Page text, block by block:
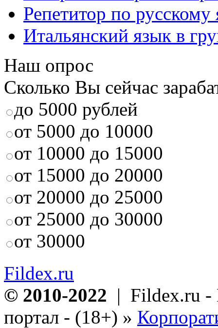
Репетитор по русскому
Итальянский язык в
Наш опрос
Сколько Вы сейчас
до 5000 рублей
от 5000 до 10000
от 10000 до 15000
от 15000 до 20000
от 20000 до 25000
от 25000 до 30000
от 30000
Fildex.ru
© 2010-2022 | Fildex.ru -
портал - (18+) »